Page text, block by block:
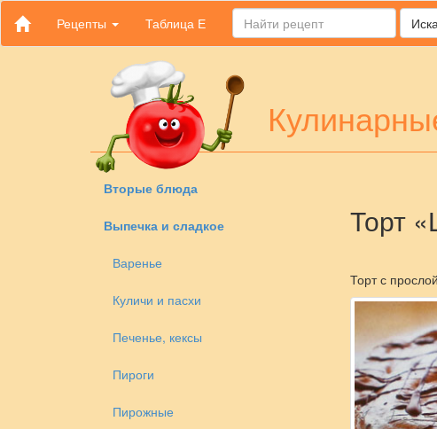
Рецепты Таблица Е
Вторые блюда
Выпечка и сладкое
Варенье
Куличи и пасхи
Печенье, кексы
Пироги
Пирожные
Торт
Торт с